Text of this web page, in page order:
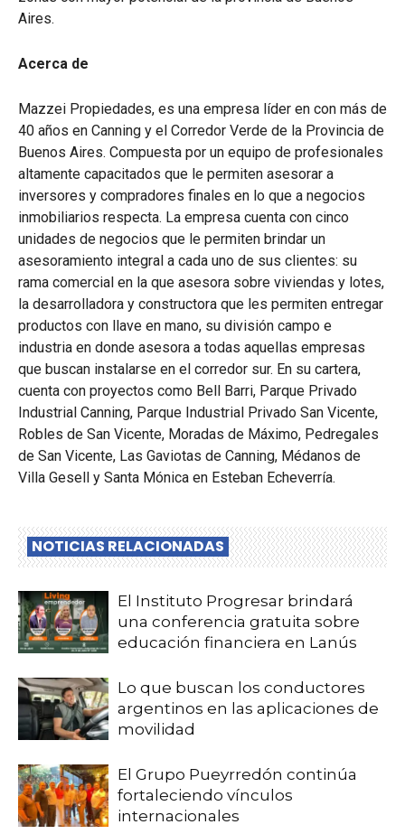
Aires.
Acerca de
Mazzei Propiedades, es una empresa líder en con más de
40 años en Canning y el Corredor Verde de la Provincia de
Buenos Aires. Compuesta por un equipo de profesionales
altamente capacitados que le permiten asesorar a
inversores y compradores finales en lo que a negocios
inmobiliarios respecta. La empresa cuenta con cinco
unidades de negocios que le permiten brindar un
asesoramiento integral a cada uno de sus clientes: su
rama comercial en la que asesora sobre viviendas y lotes,
la desarrolladora y constructora que les permiten entregar
productos con llave en mano, su división campo e
industria en donde asesora a todas aquellas empresas
que buscan instalarse en el corredor sur. En su cartera,
cuenta con proyectos como Bell Barri, Parque Privado
Industrial Canning, Parque Industrial Privado San Vicente,
Robles de San Vicente, Moradas de Máximo, Pedregales
de San Vicente, Las Gaviotas de Canning, Médanos de
Villa Gesell y Santa Mónica en Esteban Echeverría.
NOTICIAS RELACIONADAS
El Instituto Progresar brindará
una conferencia gratuita sobre
educación financiera en Lanús
Lo que buscan los conductores
argentinos en las aplicaciones de
movilidad
El Grupo Pueyrredón continúa
fortaleciendo vínculos
internacionales